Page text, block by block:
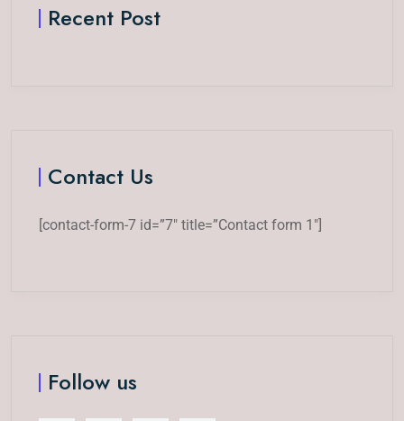
Recent Post
Contact Us
[contact-form-7 id=”7″ title=”Contact form 1″]
Follow us